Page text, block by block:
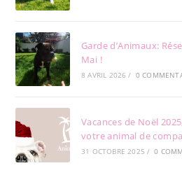
Garde d’Animaux:
Mai !
8 AVRIL 2026 / 0
Vacances de Noël
votre animal de
31 OCTOBRE 2025 / 0